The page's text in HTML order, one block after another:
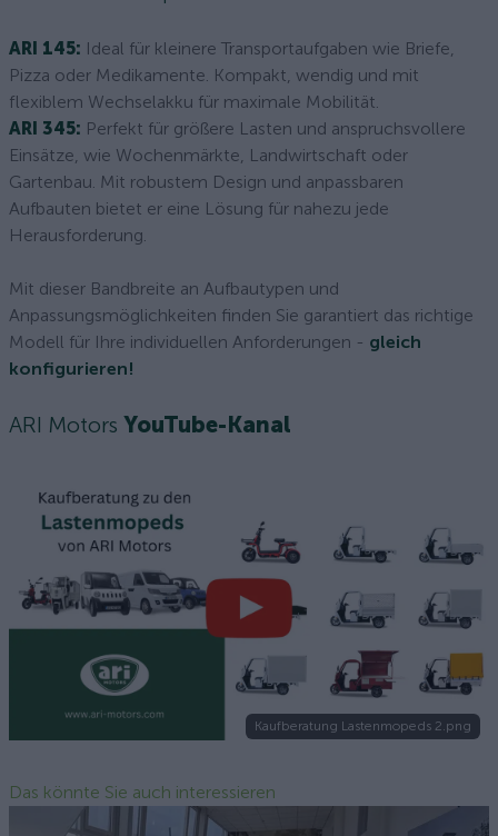
ARI 145: Ideal für kleinere Transportaufgaben wie Briefe,
Pizza oder Medikamente. Kompakt, wendig und mit
flexiblem Wechselakku für maximale Mobilität.
ARI 345: Perfekt für größere Lasten und anspruchsvollere
Einsätze, wie Wochenmärkte, Landwirtschaft oder
Gartenbau. Mit robustem Design und anpassbaren
Aufbauten bietet er eine Lösung für nahezu jede
Herausforderung.
Mit dieser Bandbreite an Aufbautypen und
Anpassungsmöglichkeiten finden Sie garantiert das richtige
Modell für Ihre individuellen Anforderungen - gleich
konfigurieren!
ARI Motors YouTube-Kanal
Kaufberatung Lastenmopeds 2.png
Das könnte Sie auch interessieren